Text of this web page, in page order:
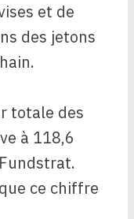
et de
des jetons
totale des
à 118,6
ce chiffre